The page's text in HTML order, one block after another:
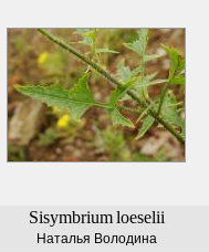
Sisymbrium loeselii
Наталья Володина